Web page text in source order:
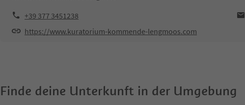
+39 377 3451238
https://www.kuratorium-kommende-lengmoos.com
Finde deine Unterkunft in der Umgebung